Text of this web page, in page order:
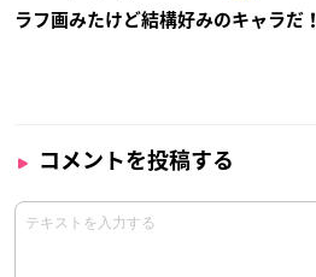
ラフ画みたけど結構好みのキャラだ！
コメントを投稿する